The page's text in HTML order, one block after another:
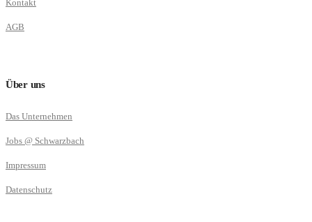
Kontakt
AGB
Über uns
Das Unternehmen
Jobs @ Schwarzbach
Impressum
Datenschutz